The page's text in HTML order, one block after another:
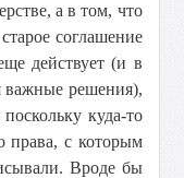
а в том, что
соглашение
действует (и в
важные решения),
куда-то
права, с которым
Вроде бы